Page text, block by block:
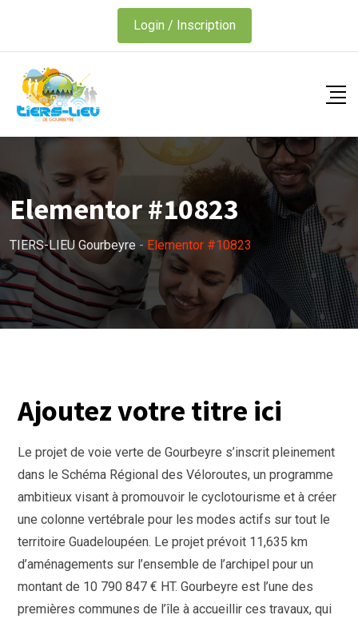
Login / Inscription
Elementor #10823
TIERS-LIEU Gourbeyre - Elementor #10823
Ajoutez votre titre ici
Le projet de voie verte de Gourbeyre s’inscrit pleinement
dans le Schéma Régional des Véloroutes, un programme
ambitieux visant à promouvoir le cyclotourisme et à créer
une colonne vertébrale pour les modes actifs sur tout le
territoire Guadeloupéen. Le projet prévoit 11,635 km
d’aménagements sur l’ensemble de l’archipel pour un
montant de 10 790 847 € HT. Gourbeyre est l’une des
premières communes de l’île à accueillir ces travaux, qui